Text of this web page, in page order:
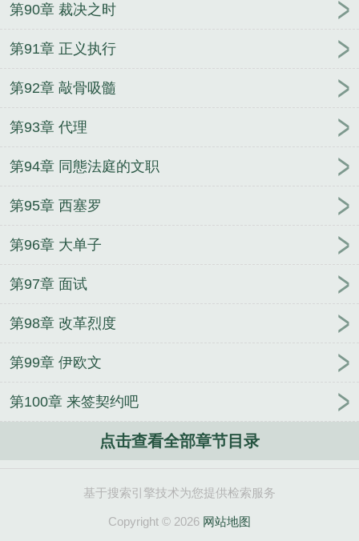
第90章 裁决之时
第91章 正义执行
第92章 敲骨吸髓
第93章 代理
第94章 同態法庭的文职
第95章 西塞罗
第96章 大单子
第97章 面试
第98章 改革烈度
第99章 伊欧文
第100章 来签契约吧
点击查看全部章节目录
基于搜索引擎技术为您提供检索服务
Copyright © 2026 网站地图